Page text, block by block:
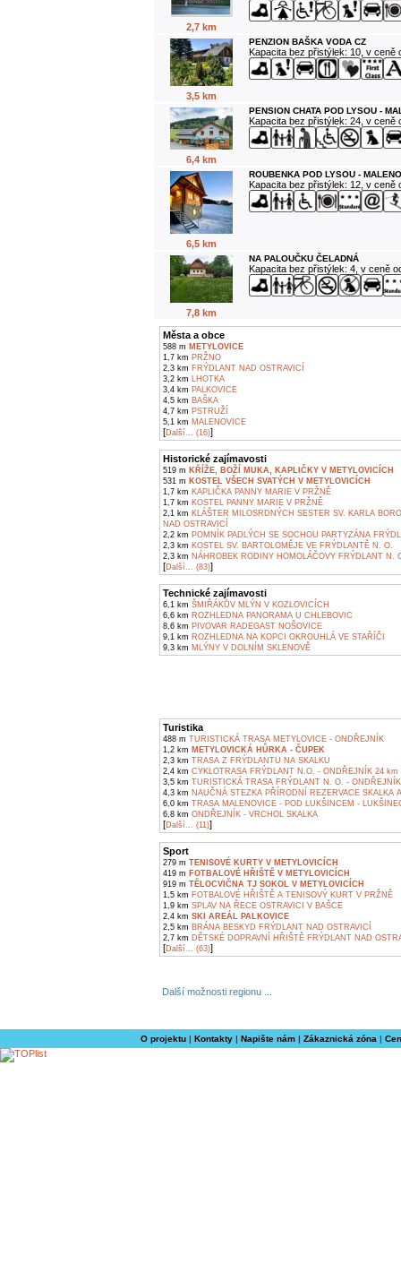
2,7 km
3,5 km
PENZION BAŠKA VODA CZ
Kapacita bez přistýlek: 10, v ceně
6,4 km
PENSION CHATA POD LYSOU -
Kapacita bez přistýlek: 24, v ceně
6,5 km
ROUBENKA POD LYSOU -
Kapacita bez přistýlek: 12, v ceně
7,8 km
NA PALOUČKU ČELADNÁ
Kapacita bez přistýlek: 4, v ceně
Města a obce
588 m METYLOVICE
1,7 km PRŽNO
2,3 km FRÝDLANT NAD OSTRAVICÍ
3,2 km LHOTKA
3,4 km PALKOVICE
4,5 km BAŠKA
4,7 km PSTRUŽÍ
5,1 km MALENOVICE
[Další... (16)]
Historické zajímavosti
519 m KŘÍŽE, BOŽÍ MUKA, KAPLIČKY V METYLOVICÍCH
531 m KOSTEL VŠECH SVATÝCH V METYLOVICÍCH
1,7 km KAPLIČKA PANNY MARIE V PRŽNĚ
1,7 km KOSTEL PANNY MARIE V PRŽNĚ
2,1 km KLÁŠTER MILOSRDNÝCH SESTER SV. KARLA
NAD OSTRAVICÍ
2,2 km POMNÍK PADLÝCH SE SOCHOU PARTYZÁNA
2,3 km KOSTEL SV. BARTOLOMĚJE VE FRÝDLANTĚ N. O.
2,3 km NÁHROBEK RODINY HOMOLÁČOVY FRÝDLANT N.
[Další... (83)]
Technické zajímavosti
6,1 km ŠMIŘÁKŮV MLÝN V KOZLOVICÍCH
6,6 km ROZHLEDNA PANORAMA U CHLEBOVIC
8,6 km PIVOVAR RADEGAST NOŠOVICE
9,1 km ROZHLEDNA NA KOPCI OKROUHLÁ VE STAŘÍČI
9,3 km MLÝNY V DOLNÍM SKLENOVĚ
Turistika
488 m TURISTICKÁ TRASA METYLOVICE - ONDŘEJNÍK
1,2 km METYLOVICKÁ HŮRKA - ČUPEK
2,3 km TRASA Z FRÝDLANTU NA SKALKU
2,4 km CYKLOTRASA FRÝDLANT N.O. - ONDŘEJNÍK 24 km
3,5 km TURISTICKÁ TRASA FRÝDLANT N. O. - ONDŘEJNÍK
4,3 km NAUČNÁ STEZKA PŘÍRODNÍ REZERVACE SKALKA
6,0 km TRASA MALENOVICE - POD LUKŠINCEM -
6,8 km ONDŘEJNÍK - VRCHOL SKALKA
[Další... (11)]
Sport
279 m TENISOVÉ KURTY V METYLOVICÍCH
419 m FOTBALOVÉ HŘIŠTĚ V METYLOVICÍCH
919 m TĚLOCVIČNA TJ SOKOL V METYLOVICÍCH
1,5 km FOTBALOVÉ HŘIŠTĚ A TENISOVÝ KURT V PRŽNĚ
1,9 km SPLAV NA ŘECE OSTRAVICI V BAŠCE
2,4 km SKI AREÁL PALKOVICE
2,5 km BRÁNA BESKYD FRÝDLANT NAD OSTRAVICÍ
2,7 km DĚTSKÉ DOPRAVNÍ HŘIŠTĚ FRÝDLANT NAD
[Další... (63)]
Další možnosti regionu ...
O projektu| Kontakty| Napište nám| Zákaznická zóna |